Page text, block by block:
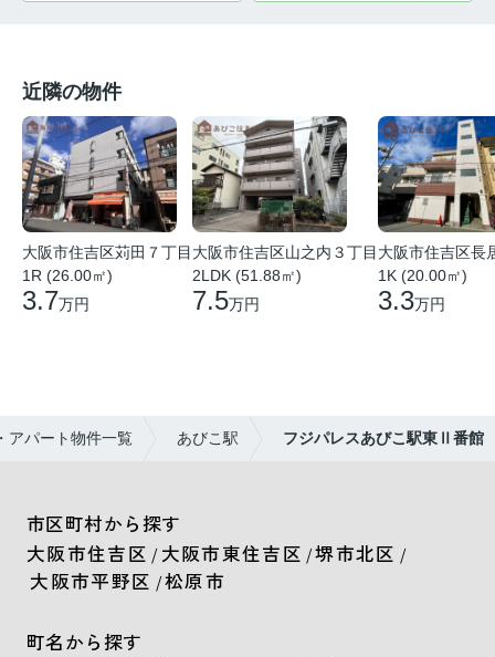
近隣の物件
大阪市住吉区苅田７丁目
1R (26.00㎡)
3.7万円
大阪市住吉区山之内３丁目
2LDK (51.88㎡)
7.5万円
大阪市住吉区長
1K (20.00㎡)
3.3万円
アパート物件一覧 あびこ駅 フジパレスあびこ駅東Ⅱ番館
市区町村から探す
大阪市住吉区 / 大阪市東住吉区 /堺市北区 /
大阪市平野区 /松原市
町名から探す